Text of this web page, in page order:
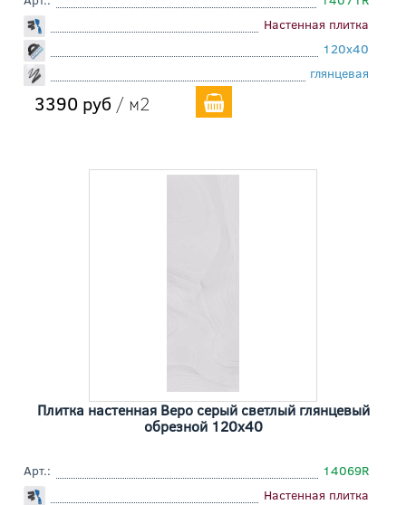
Настенная плитка
120x40
глянцевая
3390 руб / м2
Плитка настенная Веро серый светлый глянцевый
обрезной 120x40
Арт.:
14069R
Настенная плитка